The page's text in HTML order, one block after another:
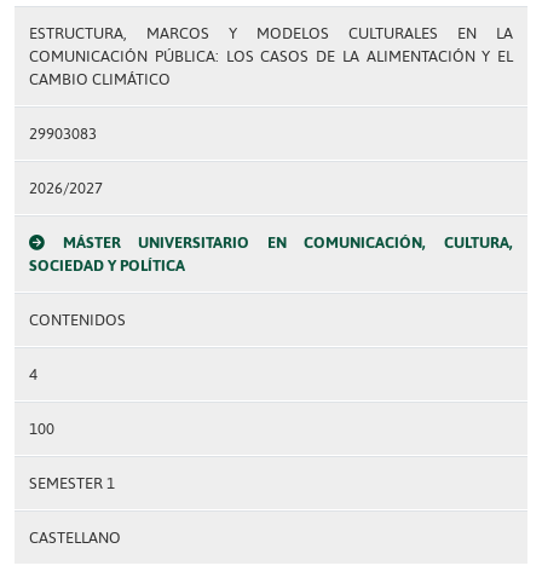
ESTRUCTURA, MARCOS Y MODELOS CULTURALES EN LA
COMUNICACIÓN PÚBLICA: LOS CASOS DE LA ALIMENTACIÓN Y EL
CAMBIO CLIMÁTICO
29903083
2026/2027
MÁSTER UNIVERSITARIO EN COMUNICACIÓN, CULTURA,
SOCIEDAD Y POLÍTICA
CONTENIDOS
4
100
SEMESTER 1
CASTELLANO